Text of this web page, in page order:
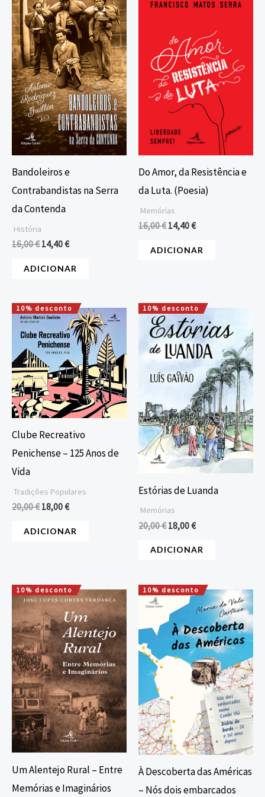
Bandoleiros e
Contrabandistas na Serra
da Contenda
História
16,00€
preço
original
era:
16,00 €.
14,40€
preço
atual
é:
14,40 €.
ADICIONAR
Do Amor, da Resistência e
da Luta. (Poesia)
Memórias
16,00€
preço
16,00 €.
14,40€
preço
14,40 €.
ADICIONAR
10% desconto
Clube Recreativo
Penichense – 125 Anos de
Vida
Tradições Populares
20,00€
O
original
era:
20,00 €.
18,00€
O
preço
atual
é:
18,00 €.
ADICIONAR
10% desconto
Estórias de Luanda
Memórias
20,00€
O
preço
original
era:
20,00 €.
18,00€
O
preço
atual
é:
18,00 €.
ADICIONAR
10% desconto
Um Alentejo Rural – Entre
Memórias e Imaginários
O
preço
original
era:
12,00 €.
O
preço
atual
é:
10,80 €.
10% desconto
À Descoberta das Américas
– Nós dois embarcados
O
preço
original
era:
20,00 €.
O
preço
atual
é:
18,00 €.